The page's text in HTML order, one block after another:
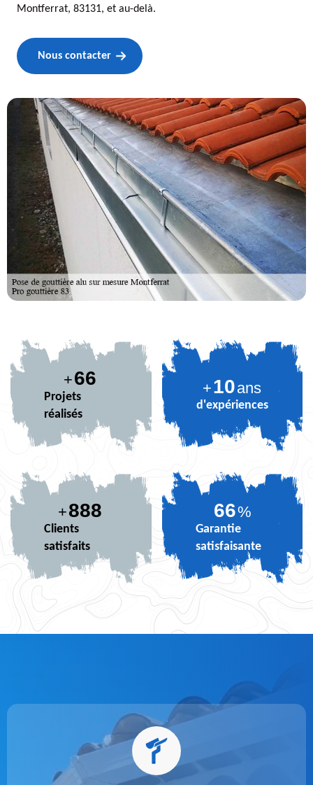
Montferrat, 83131, et au-delà.
Nous contacter
+82
Projets
réalisés
+10ans
d'expériences
+888
Clients
satisfaits
82%
Garantie
satisfaisante